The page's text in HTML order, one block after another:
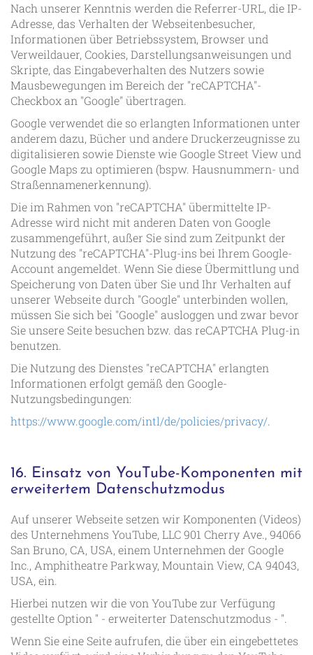
Nach unserer Kenntnis werden die Referrer-URL, die IP-
Adresse, das Verhalten der Webseitenbesucher,
Informationen über Betriebssystem, Browser und
Verweildauer, Cookies, Darstellungsanweisungen und
Skripte, das Eingabeverhalten des Nutzers sowie
Mausbewegungen im Bereich der "reCAPTCHA"-
Checkbox an "Google" übertragen.
Google verwendet die so erlangten Informationen unter
anderem dazu, Bücher und andere Druckerzeugnisse zu
digitalisieren sowie Dienste wie Google Street View und
Google Maps zu optimieren (bspw. Hausnummern- und
Straßennamenerkennung).
Die im Rahmen von "reCAPTCHA" übermittelte IP-
Adresse wird nicht mit anderen Daten von Google
zusammengeführt, außer Sie sind zum Zeitpunkt der
Nutzung des "reCAPTCHA"-Plug-ins bei Ihrem Google-
Account angemeldet. Wenn Sie diese Übermittlung und
Speicherung von Daten über Sie und Ihr Verhalten auf
unserer Webseite durch "Google" unterbinden wollen,
müssen Sie sich bei "Google" ausloggen und zwar bevor
Sie unsere Seite besuchen bzw. das reCAPTCHA Plug-in
benutzen.
Die Nutzung des Dienstes "reCAPTCHA" erlangten
Informationen erfolgt gemäß den Google-
Nutzungsbedingungen:
https://www.google.com/intl/de/policies/privacy/.
16. Einsatz von YouTube-Komponenten mit
erweitertem Datenschutzmodus
Auf unserer Webseite setzen wir Komponenten (Videos)
des Unternehmens YouTube, LLC 901 Cherry Ave., 94066
San Bruno, CA, USA, einem Unternehmen der Google
Inc., Amphitheatre Parkway, Mountain View, CA 94043,
USA, ein.
Hierbei nutzen wir die von YouTube zur Verfügung
gestellte Option " - erweiterter Datenschutzmodus - ".
Wenn Sie eine Seite aufrufen, die über ein eingebettetes